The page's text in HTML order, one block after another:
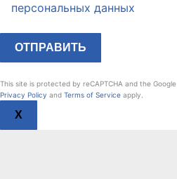
персональных данных
This site is protected by reCAPTCHA and the Google
Privacy Policy and Terms of Service apply.
X